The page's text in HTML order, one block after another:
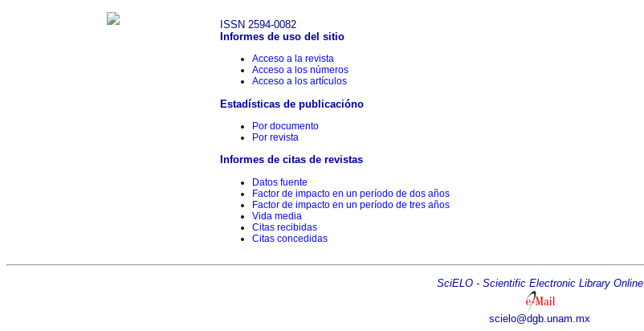
ISSN 2594-0082
Informes de uso del sitio
Acceso a la revista
Acceso a los números
Acceso a los artículos
Estadísticas de publicacióno
Por documento
Por revista
Informes de citas de revistas
Datos fuente
Factor de impacto en un período de dos años
Factor de impacto en un período de tres años
Vida media
Citas recibidas
Citas concedidas
SciELO - Scientific Electronic Library Online
scielo@dgb.unam.mx